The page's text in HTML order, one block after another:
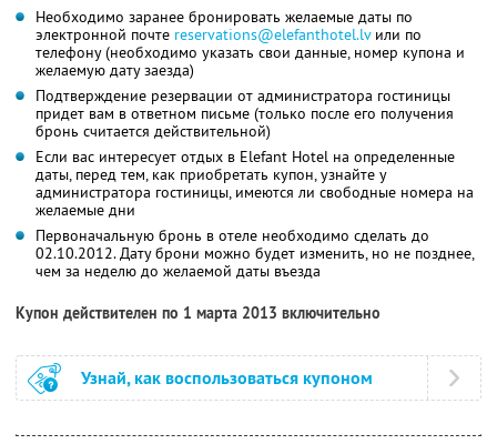
Необходимо заранее бронировать желаемые даты по
электронной почте reservations@elefanthotel.lvили по
телефону (необходимо указать свои данные, номер купона и
желаемую дату заезда)
Подтверждение резервации от администратора гостиницы
придет вам в ответном письме (только после его получения
бронь считается действительной)
Если вас интересует отдых в Elefant Hotel на определенные
даты, перед тем, как приобретать купон, узнайте у
администратора гостиницы, имеются ли свободные номера на
желаемые дни
Первоначальную бронь в отеле необходимо сделать до
02.10.2012. Дату брони можно будет изменить, но не позднее,
чем за неделю до желаемой даты въезда
Купон действителен по 1 марта 2013 включительно
Узнай, как воспользоваться купоном